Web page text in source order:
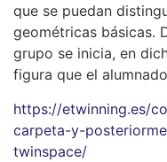
que se puedan
geométricas básicas.
grupo se inicia, en
figura que el
https://etwinning.es/
carpeta-y-
twinspace/